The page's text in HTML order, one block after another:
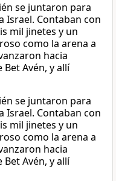
se juntaron para
Israel. Contaban con
mil jinetes y un
como la arena a
hacia
Bet Avén, y allí
se juntaron para
Israel. Contaban con
mil jinetes y un
como la arena a
hacia
Bet Avén, y allí